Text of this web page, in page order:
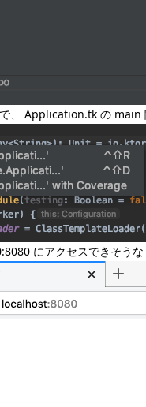
、 Application.tk の main
にアクセスできそう